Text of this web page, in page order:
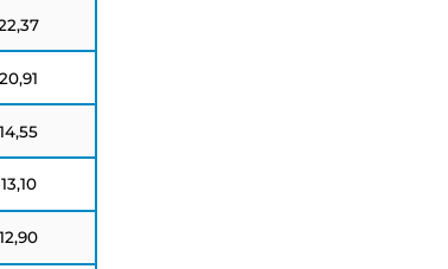
20,91
14,55
13,10
12,90